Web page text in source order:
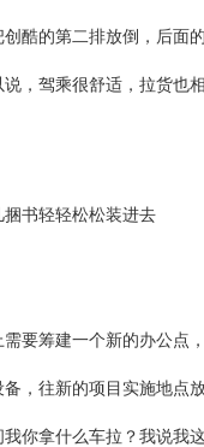
酷的第二排放倒，后面
，驾乘很舒适，拉货也
书轻轻松松装进去
要筹建一个新的办公点
，往新的项目实施地点
你拿什么车拉？我说我